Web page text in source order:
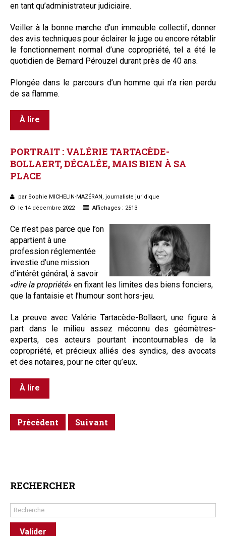
en tant qu’administrateur judiciaire.
Veiller à la bonne marche d’un immeuble collectif, donner
des avis techniques pour éclairer le juge ou encore rétablir
le fonctionnement normal d’une copropriété, tel a été le
quotidien de Bernard Pérouzel durant près de 40 ans.
Plongée dans le parcours d’un homme qui n’a rien perdu
de sa flamme.
À lire
PORTRAIT : VALÉRIE TARTACÈDE-
BOLLAERT,DÉCALÉE, MAISBIEN À SA
PLACE
par Sophie MICHELIN-MAZÉRAN, journaliste juridique
le 14 décembre 2022
Affichages : 2513
Ce n’est pas parce que l’on
appartient à une
profession réglementée
investie d’une mission
d’intérêt général, à savoir
«dire la propriété» en fixant les limites des biens fonciers,
que la fantaisie et l’humour sont hors-jeu.
La preuve avec Valérie Tartacède-Bollaert, une figure à
part dans le milieu assez méconnu des géomètres-
experts, ces acteurs pourtant incontournables de la
copropriété, et précieux alliés des syndics, des avocats
et des notaires, pour ne citer qu’eux.
À lire
Précédent Suivant
RECHERCHER
Rechercher
Valider